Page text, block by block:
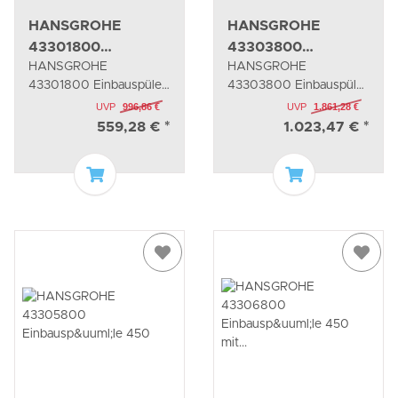
HANSGROHE
43301800
Einbauspüle 450
HANSGROHE
43301800 Einbauspüle
UVP 996,86 €
559,28 € *
In den Warenkorb
HANSGROHE
43303800
Einbauspüle
370x370
HANSGROHE
43303800 Einbauspüle
UVP 1.861,28 €
1.023,47 € *
In den